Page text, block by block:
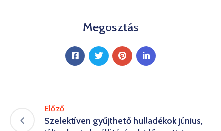
Megosztás
Előző
Szelektíven gyűjthető hulladékok június,